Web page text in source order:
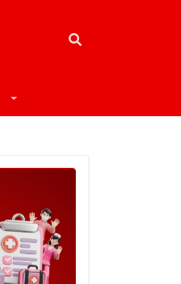
Toggle Dropdown